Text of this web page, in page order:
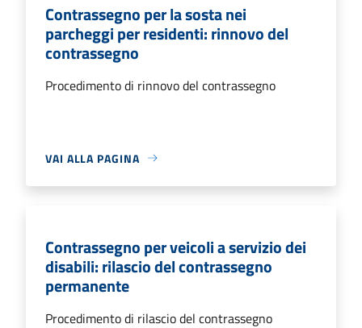
Contrassegno per la sosta nei
parcheggi per residenti: rinnovo del
contrassegno
Procedimento di rinnovo del contrassegno
VAI ALLA PAGINA
Contrassegno per veicoli a servizio dei
disabili: rilascio del contrassegno
permanente
Procedimento di rilascio del contrassegno